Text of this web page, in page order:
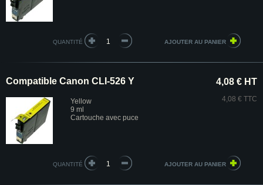
QUANTITÉ
Compatible Canon CLI-526 Y
Yellow
9 ml
Cartouche avec puce
4,08 € HT
4,08 € TTC
QUANTITÉ